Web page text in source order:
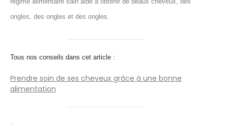
ongles, des ongles et des ongles.
Tous nos conseils dans cet article :
Prendre soin de ses cheveux grâce à une bonne
alimentation